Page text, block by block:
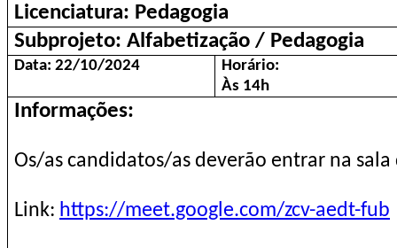
Licenciatura: Pedagogia
Subprojeto: Alfabetização / Pedagogia
Data: 22/10/2024
Horário:
Às 14h
Informações:
Os/as candidatos/as deverão entrar na
Link: https://meet.google.com/zcv-aedt-fub